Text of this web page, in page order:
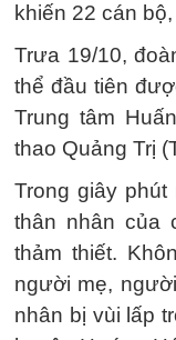
khiến 22 cán
Trưa 19/10,
thể đầu tiên
Trung tâm
thao Quảng Trị
Trong giây
thân nhân của
thảm thiết.
người mẹ,
nhân bị vùi lấp